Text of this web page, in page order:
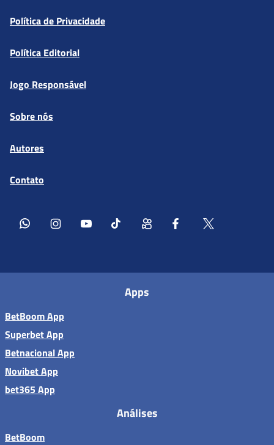
Política de Privacidade
Política Editorial
Jogo Responsável
Sobre nós
Autores
Contato
Apps
BetBoom App
Superbet App
Betnacional App
Novibet App
bet365 App
Análises
BetBoom